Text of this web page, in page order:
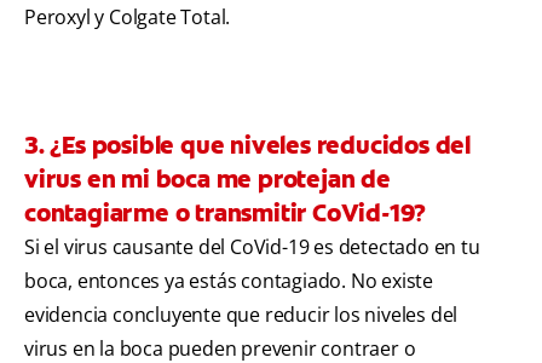
Peroxyl y Colgate Total.
3. ¿Es posible que niveles reducidos del
virus en mi boca me protejan de
contagiarme o transmitir CoVid-19?
Si el virus causante del CoVid-19 es detectado en tu
boca, entonces ya estás contagiado. No existe
evidencia concluyente que reducir los niveles del
virus en la boca pueden prevenir contraer o